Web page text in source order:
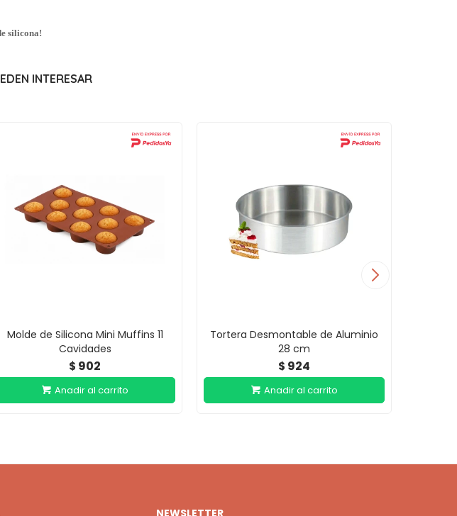
silicona!
INTERESAR
Molde de Silicona Mini Muffins 11
Cavidades
$ 902
Tortera Desmontable de Aluminio
28 cm
$ 924
NEWSLETTER